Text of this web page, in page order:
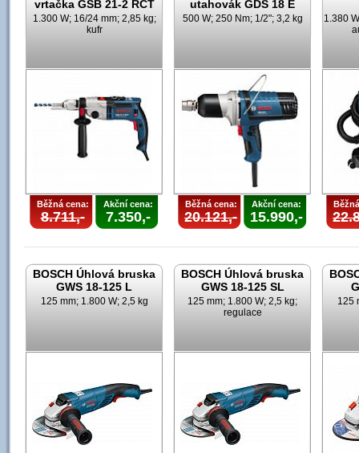
vrtačka GSB 21-2 RCT
1.300 W; 16/24 mm; 2,85 kg;
kufr
Běžná cena:
8.711,-
Akční cena:
7.350,-
utahovák GDS 18 E
500 W; 250 Nm; 1/2"; 3,2 kg
Běžná cena:
20.121,-
Akční cena:
15.990,-
1.380
BOSCH Úhlová bruska
GWS 18-125 L
125 mm; 1.800 W; 2,5 kg
BOSCH Úhlová bruska
GWS 18-125 SL
125 mm; 1.800 W; 2,5 kg;
regulace
125